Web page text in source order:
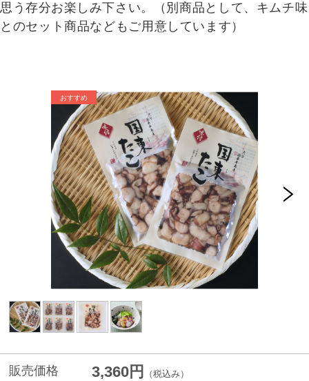
思う存分お楽しみ下さい。
（別商品として、キムチ味
とのセット商品などもご用意しています）
販売価格 3,360円 （税込み）